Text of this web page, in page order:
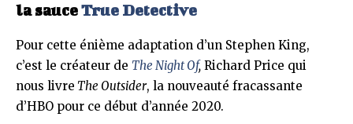
la sauceTrue Detective
Pour cette énième adaptation d’un Stephen King,
c’est le créateur de The Night Of, Richard Price qui
nous livre The Outsider, la nouveauté fracassante
d’HBO pour ce début d’année 2020.